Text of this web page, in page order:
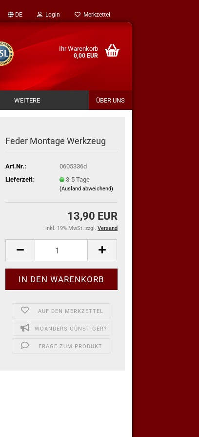
DE Login Merkzettel
Ihr Warenkorb
0,00 EUR
ÜBER UNS
WEITERE
Feder Montage Werkzeug
Art.Nr.:
0605336d
Lieferzeit:
3-5 Tage
(Ausland abweichend)
13,90 EUR
inkl. 19% MwSt. zzgl. Versand
AUF DEN MERKZETTEL
WOANDERS GÜNSTIGER?
FRAGE ZUM PRODUKT